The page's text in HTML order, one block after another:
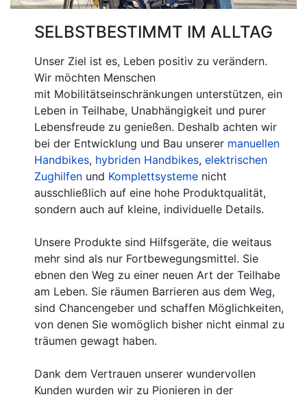
SELBSTBESTIMMT IM ALLTAG
Unser Ziel ist es, Leben positiv zu verändern.
Wir möchten Menschen
mit Mobilitätseinschränkungen unterstützen, ein
Leben in Teilhabe, Unabhängigkeit und purer
Lebensfreude zu genießen. Deshalb achten wir
bei der Entwicklung und Bau unserer manuellen
Handbikes, hybriden Handbikes, elektrischen
Zughilfen und Komplettsysteme nicht
ausschließlich auf eine hohe Produktqualität,
sondern auch auf kleine, individuelle Details.
Unsere Produkte sind Hilfsgeräte, die weitaus
mehr sind als nur Fortbewegungsmittel. Sie
ebnen den Weg zu einer neuen Art der Teilhabe
am Leben. Sie räumen Barrieren aus dem Weg,
sind Chancengeber und schaffen Möglichkeiten,
von denen Sie womöglich bisher nicht einmal zu
träumen gewagt haben.
Dank dem Vertrauen unserer wundervollen
Kunden wurden wir zu Pionieren in der